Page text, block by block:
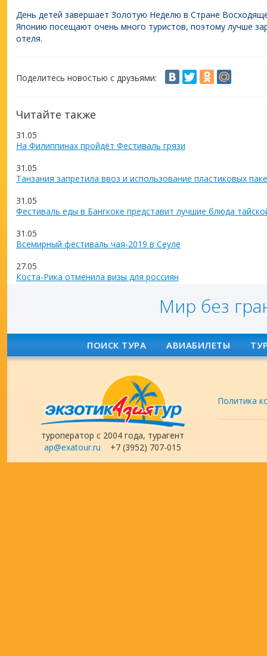
День детей завершает Золотую Неделю в Стране
Японию посещают очень много туристов, поэтому лучше
отеля.
Поделитесь новостью с друзьями:
Читайте также
31.05
На Филиппинах пройдёт Фестиваль грязи
31.05
Танзания запретила ввоз и использование пластиковых
31.05
Фестиваль еды в Бангкоке представит лучшие блюда
31.05
Всемирный фестиваль чая-2019 в Сеуле
27.05
Коста-Рика отменила визы для россиян
Мир без
ПОИСК ТУРА АВИАБИЛЕТЫ
туроператор с 2004 года, турагент
ap@exatour.ru +7 (3952) 707-015
Политика